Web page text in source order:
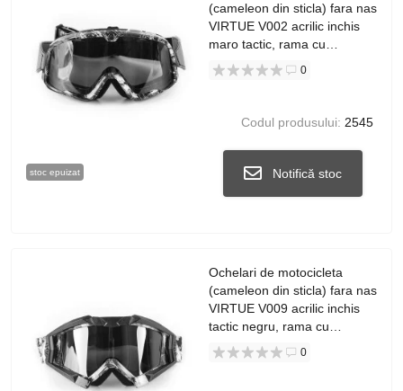
stoc epuizat
(cameleon din sticla) fara nas
VIRTUE V002 acrilic inchis
maro tactic, rama cu
imprimeu
0
Codul produsului: 2545
Notifică stoc
Ochelari de motocicleta
(cameleon din sticla) fara nas
VIRTUE V009 acrilic inchis
tactic negru, rama cu
imprimeu
0